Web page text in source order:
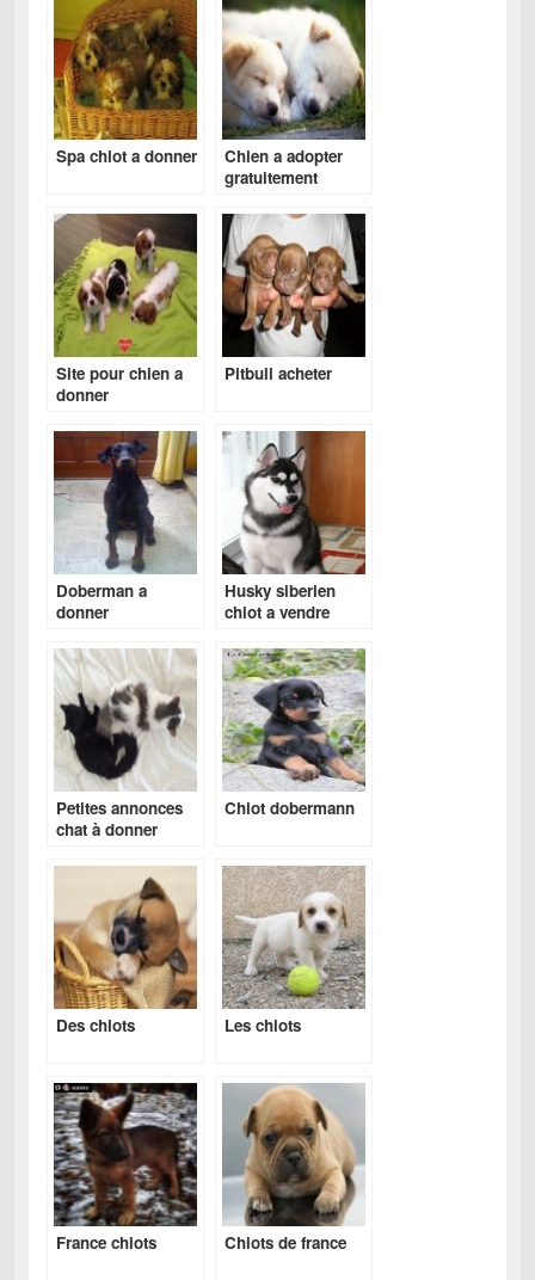
Spa chiot a donner
Chien a adopter
gratuitement
Site pour chien a
donner
Pitbull acheter
Doberman a
donner
Husky siberien
chiot a vendre
Petites annonces
chat à donner
Chiot dobermann
Des chiots Les chiots
France chiots Chiots de france